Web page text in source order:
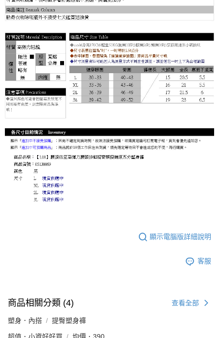
顯示電腦版詳細說明
客服
商品相關分類 (4) 查看全部
塑身．內搭 提臀塑身褲